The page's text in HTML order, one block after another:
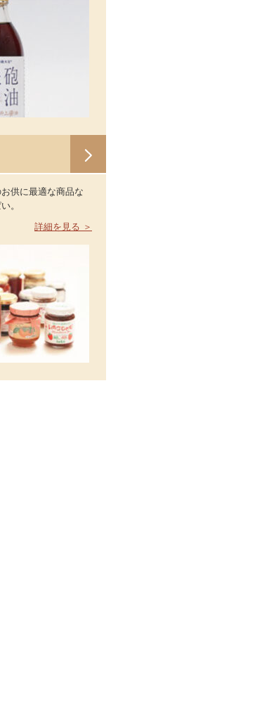
供に最適な商品な
。
詳細を見る ＞